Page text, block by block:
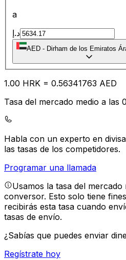
a
د.إ
AED - Dirham de los Emiratos
1.00 HRK = 0.56341763 AED
Tasa del mercado medio a las
Habla con un experto en
las tasas de los competidores.
Programar una llamada
Usamos la tasa del
conversor. Esto solo tiene
recibirás esta tasa cuando
tasas de envío.
¿Sabías que puedes enviar
Regístrate hoy